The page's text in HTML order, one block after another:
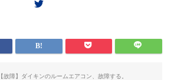
【故障】ダイキンのルームエアコン、故障する。